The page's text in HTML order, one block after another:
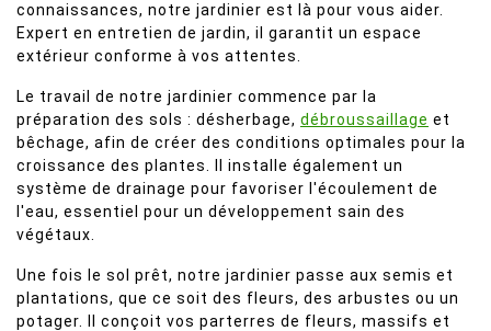
connaissances, notre jardinier est là pour vous aider.
Expert en entretien de jardin, il garantit un espace
extérieur conforme à vos attentes.
Le travail de notre jardinier commence par la
préparation des sols : désherbage, débroussaillage et
bêchage, afin de créer des conditions optimales pour la
croissance des plantes. Il installe également un
système de drainage pour favoriser l'écoulement de
l'eau, essentiel pour un développement sain des
végétaux.
Une fois le sol prêt, notre jardinier passe aux semis et
plantations, que ce soit des fleurs, des arbustes ou un
potager. Il conçoit vos parterres de fleurs, massifs et